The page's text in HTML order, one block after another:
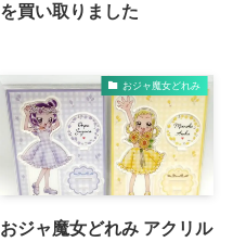
を買い取りました
おジャ魔女どれみ
おジャ魔女どれみ アクリル